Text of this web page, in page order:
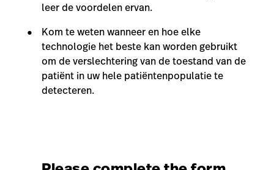
leer de voordelen ervan.
Kom te weten wanneer en hoe elke
technologie het beste kan worden gebruikt
om de verslechtering van de toestand van de
patiënt in uw hele patiëntenpopulatie te
detecteren.